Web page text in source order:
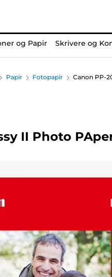
og Papir Skrivere og
Papir Fotopapir Canon PP-
II Photo